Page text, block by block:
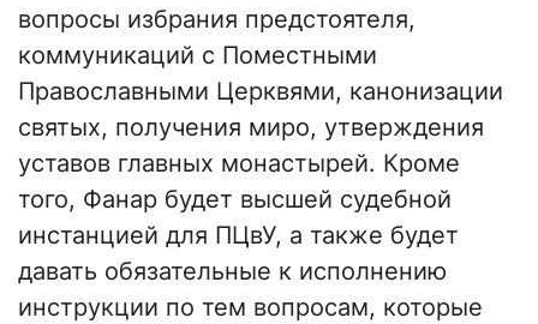
вопросы избрания предстоятеля,
коммуникаций с Поместными
Православными Церквями, канонизации
святых, получения миро, утверждения
уставов главных монастырей. Кроме
того, Фанар будет высшей судебной
инстанцией для ПЦвУ, а также будет
давать обязательные к исполнению
инструкции по тем вопросам, которые